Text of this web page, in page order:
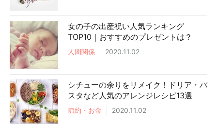
女の子の出産祝い人気ランキング
TOP10｜おすすめのプレゼントは？
人間関係 2020.11.02
シチューの余りをリメイク！ドリア・パ
スタなど人気のアレンジレシピ13選
節約・お金 2020.11.02